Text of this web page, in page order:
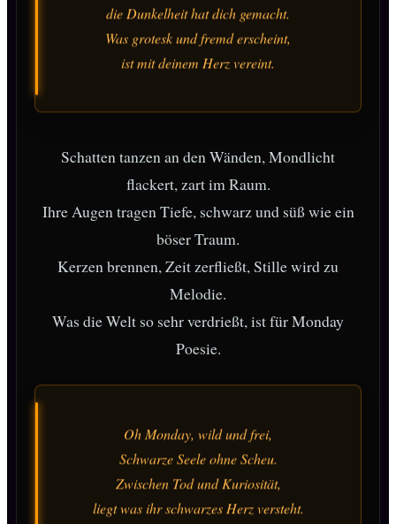
die Dunkelheit hat dich gemacht.
Was grotesk und fremd erscheint,
ist mit deinem Herz vereint.
Schatten tanzen an den Wänden, Mondlicht
flackert, zart im Raum.
Ihre Augen tragen Tiefe, schwarz und süß wie ein
böser Traum.
Kerzen brennen, Zeit zerfließt, Stille wird zu
Melodie.
Was die Welt so sehr verdrießt, ist für Monday
Poesie.
Oh Monday, wild und frei,
Schwarze Seele ohne Scheu.
Zwischen Tod und Kuriosität,
liegt was ihr schwarzes Herz versteht.